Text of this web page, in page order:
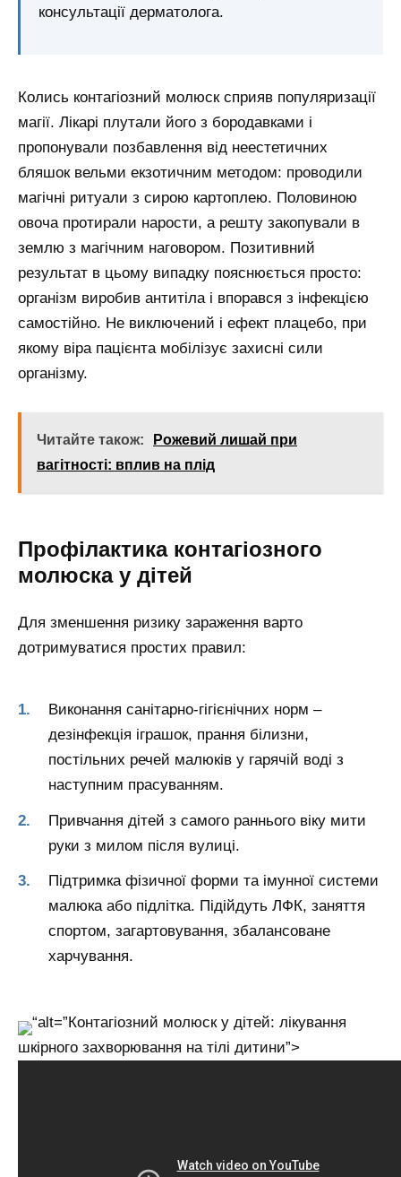
консультації дерматолога.
Колись контагіозний молюск сприяв популяризації
магії. Лікарі плутали його з бородавками і
пропонували позбавлення від неестетичних
бляшок вельми екзотичним методом: проводили
магічні ритуали з сирою картоплею. Половиною
овоча протирали нарости, а решту закопували в
землю з магічним наговором. Позитивний
результат в цьому випадку пояснюється просто:
організм виробив антитіла і впорався з інфекцією
самостійно. Не виключений і ефект плацебо, при
якому віра пацієнта мобілізує захисні сили
організму.
Читайте також:
Рожевий лишай при
вагітності: вплив на плід
Профілактика контагіозного
молюска у дітей
Для зменшення ризику зараження варто
дотримуватися простих правил:
Виконання санітарно-гігієнічних норм –
дезінфекція іграшок, прання білизни,
постільних речей малюків у гарячій воді з
наступним прасуванням.
Привчання дітей з самого раннього віку мити
руки з милом після вулиці.
Підтримка фізичної форми та імунної системи
малюка або підлітка. Підійдуть ЛФК, заняття
спортом, загартовування, збалансоване
харчування.
“alt=”Контагіозний молюск у дітей: лікування
шкірного захворювання на тілі дитини”>